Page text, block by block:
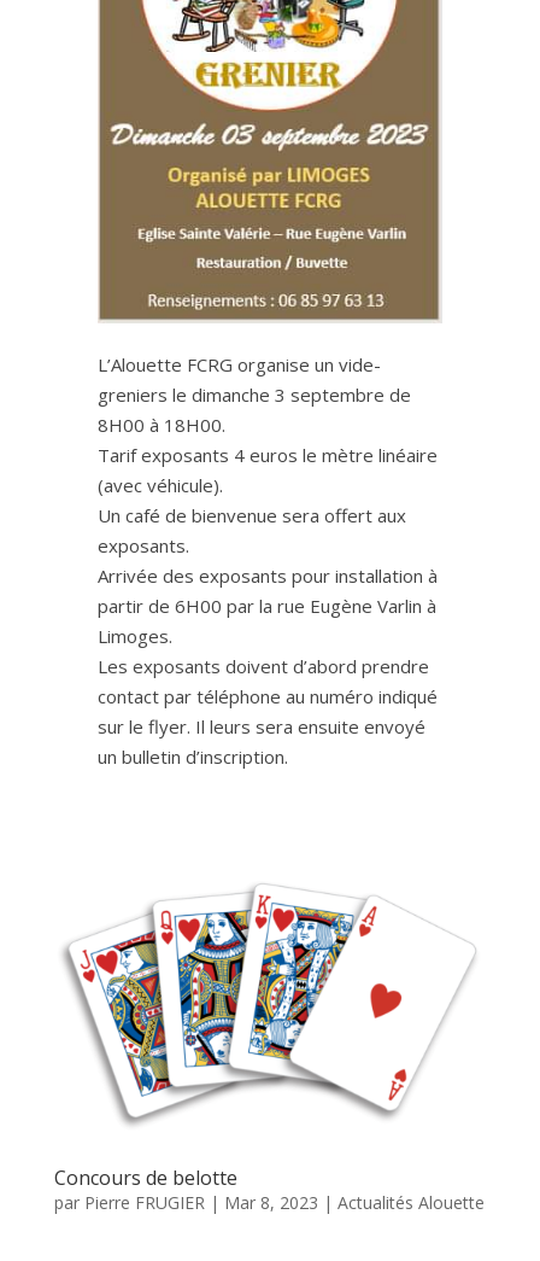
L’Alouette FCRG organise un vide-
greniers le dimanche 3 septembre de
8H00 à 18H00.
Tarif exposants 4 euros le mètre linéaire
(avec véhicule).
Un café de bienvenue sera offert aux
exposants.
Arrivée des exposants pour installation à
partir de 6H00 par la rue Eugène Varlin à
Limoges.
Les exposants doivent d’abord prendre
contact par téléphone au numéro indiqué
sur le flyer. Il leurs sera ensuite envoyé
un bulletin d’inscription.
Concours de belotte
par Pierre FRUGIER| Mar 8, 2023 | Actualités Alouette